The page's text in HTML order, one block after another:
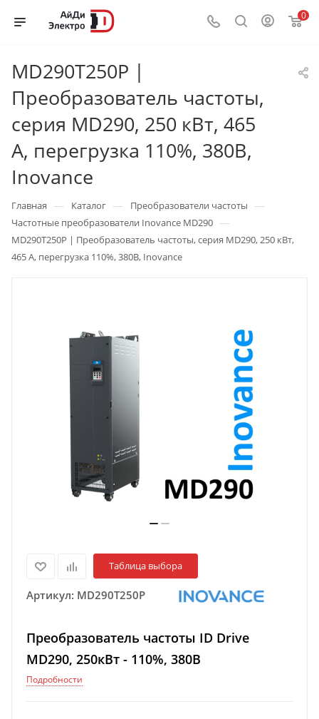
0
MD290T250P |
Преобразователь частоты,
серия MD290, 250 кВт, 465
А, перегрузка 110%, 380B,
Inovance
Главная — Каталог — Преобразователи частоты —
Частотные преобразователи Inovance MD290 —
MD290T250P | Преобразователь частоты, серия MD290, 250 кВт,
465 А, перегрузка 110%, 380B, Inovance
Таблица выбора
Артикул: MD290T250P
Преобразователь частоты ID Drive
MD290, 250кВт - 110%, 380В
Подробности